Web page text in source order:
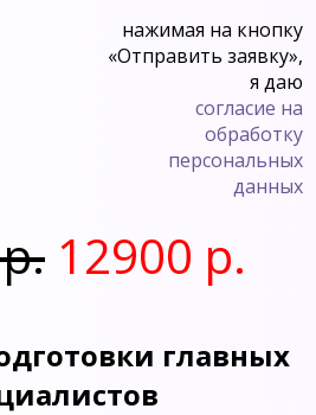
нажимая на кнопку
«Отправить заявку»,
я даю
согласие на
обработку
персональных
данных
12900 р.
главных